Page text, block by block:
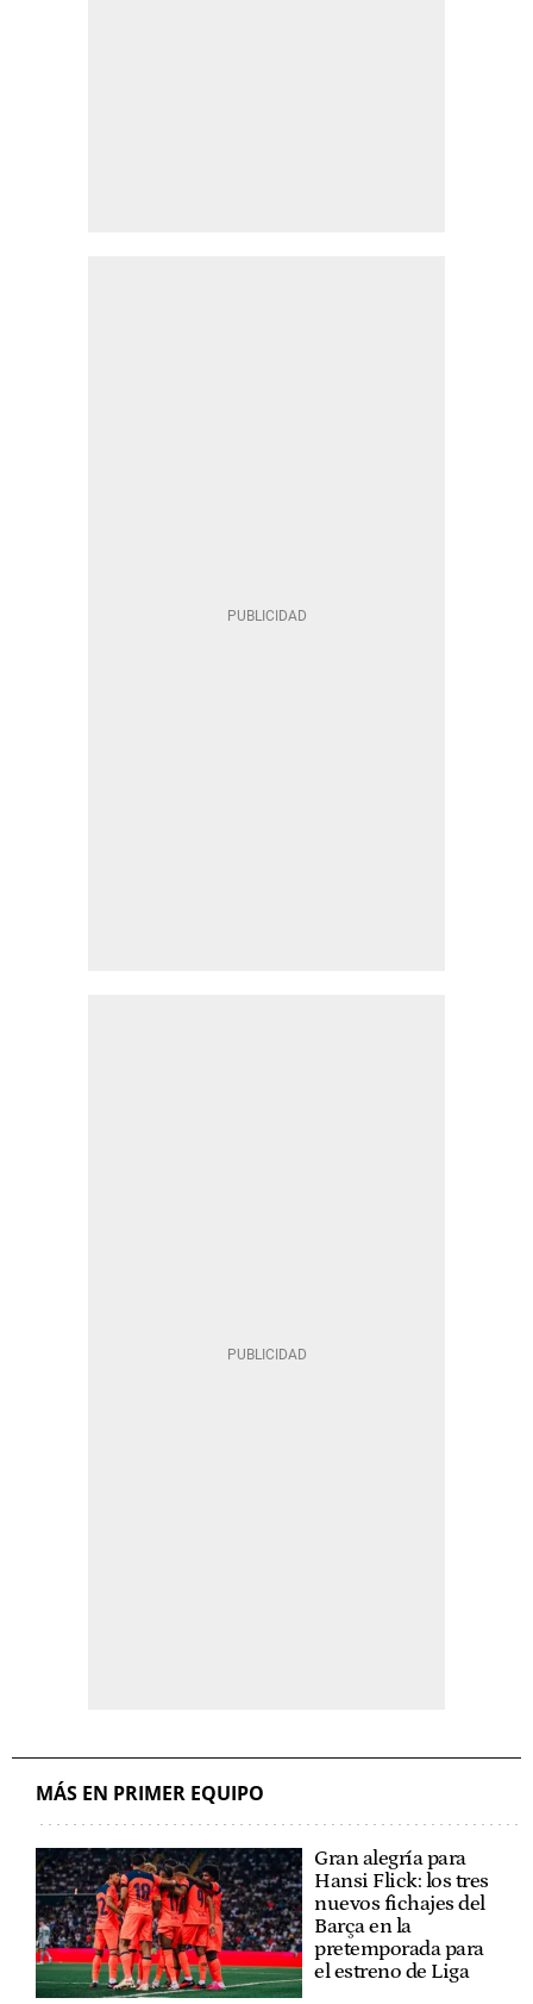
MÁS EN PRIMER EQUIPO
Gran alegría para
Hansi Flick: los tres
nuevos fichajes del
Barça en la
pretemporada para
el estreno de Liga